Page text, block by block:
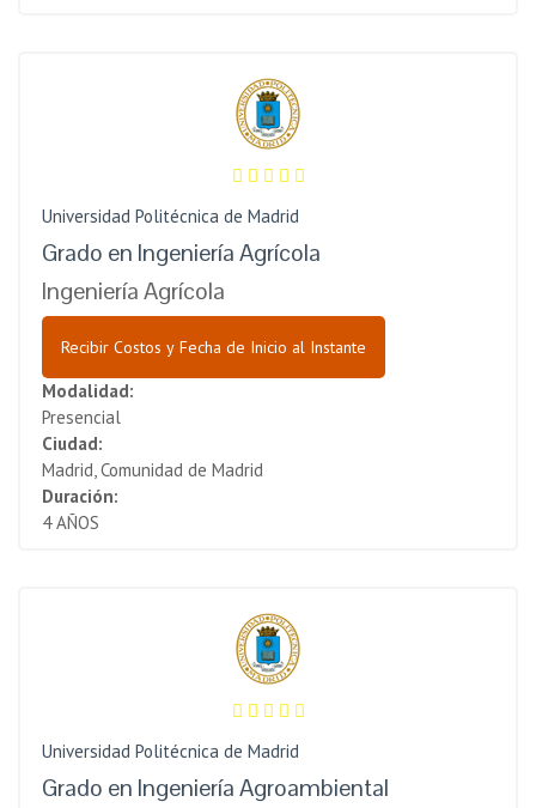
Universidad Politécnica de Madrid
Grado en Ingeniería Agrícola
Ingeniería Agrícola
Recibir Costos y Fecha de Inicio al Instante
Modalidad:
Presencial
Ciudad:
Madrid, Comunidad de Madrid
Duración:
4 AÑOS
Universidad Politécnica de Madrid
Grado en Ingeniería Agroambiental